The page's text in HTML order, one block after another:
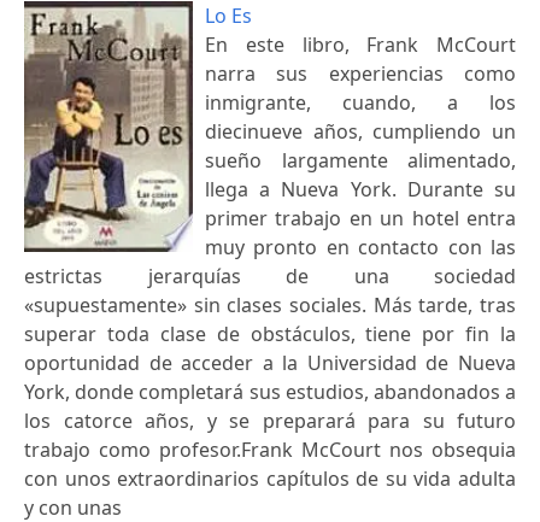
Lo Es
En este libro, Frank McCourt
narra sus experiencias como
inmigrante, cuando, a los
diecinueve años, cumpliendo un
sueño largamente alimentado,
llega a Nueva York. Durante su
primer trabajo en un hotel entra
muy pronto en contacto con las
estrictas jerarquías de una sociedad
«supuestamente» sin clases sociales. Más tarde, tras
superar toda clase de obstáculos, tiene por fin la
oportunidad de acceder a la Universidad de Nueva
York, donde completará sus estudios, abandonados a
los catorce años, y se preparará para su futuro
trabajo como profesor.Frank McCourt nos obsequia
con unos extraordinarios capítulos de su vida adulta
y con unas